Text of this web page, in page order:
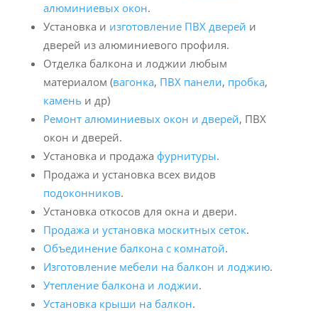
алюминиевых окон.
Установка и изготовление ПВХ дверей и
дверей из алюминиевого профиля.
Отделка балкона и лоджии любым
материалом (вагонка, ПВХ панели, пробка,
камень и др)
Ремонт алюминиевых окон и дверей, ПВХ
окон и дверей.
Установка и продажа фурнитуры.
Продажа и установка всех видов
подоконников.
Установка откосов для окна и двери.
Продажа и установка москитных сеток.
Объединение балкона с комнатой.
Изготовление мебели на балкон и лоджию.
Утепление балкона и лоджии.
Установка крыши на балкон.